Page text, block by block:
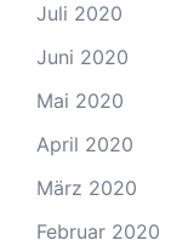
Juli 2020
Juni 2020
Mai 2020
April 2020
März 2020
Februar 2020